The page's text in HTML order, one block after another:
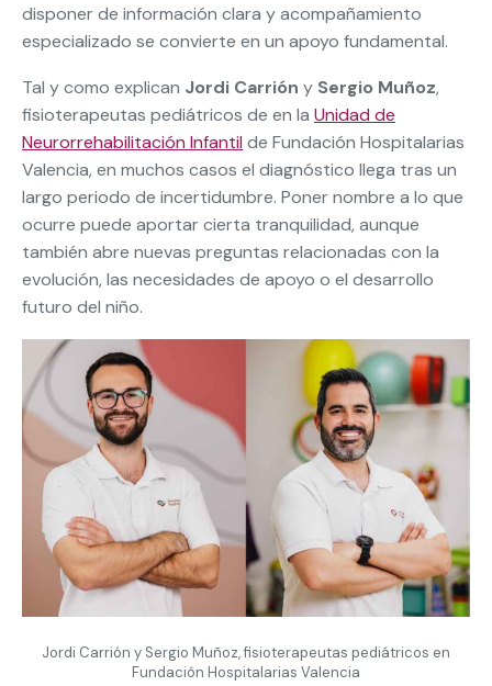
disponer de información clara y acompañamiento
especializado se convierte en un apoyo fundamental.
Tal y como explican Jordi Carrión y Sergio Muñoz,
fisioterapeutas pediátricos de en la Unidad de
Neurorrehabilitación Infantil de Fundación Hospitalarias
Valencia, en muchos casos el diagnóstico llega tras un
largo periodo de incertidumbre. Poner nombre a lo que
ocurre puede aportar cierta tranquilidad, aunque
también abre nuevas preguntas relacionadas con la
evolución, las necesidades de apoyo o el desarrollo
futuro del niño.
Jordi Carrión y Sergio Muñoz, fisioterapeutas pediátricos en
Fundación Hospitalarias Valencia